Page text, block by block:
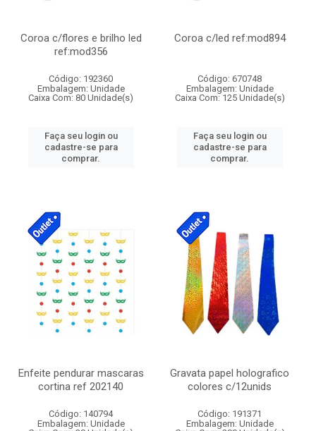
Coroa c/flores e brilho led
ref:mod356
Código: 192360
Embalagem: Unidade
Caixa Com: 80 Unidade(s)
Faça seu login ou
cadastre-se para
comprar.
Coroa c/led ref:mod894
Código: 670748
Embalagem: Unidade
Caixa Com: 125 Unidade(s)
Faça seu login ou
cadastre-se para
comprar.
Enfeite pendurar mascaras
cortina ref 202140
Código: 140794
Embalagem: Unidade
Gravata papel holografico
colores c/12unids
Código: 191371
Embalagem: Unidade